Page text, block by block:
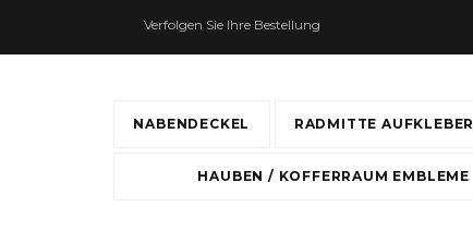
Verfolgen Sie Ihre Bestellung
NABENDECKEL RADMITTE AUFKLEBER
HAUBEN / KOFFERRAUM EMBLEME